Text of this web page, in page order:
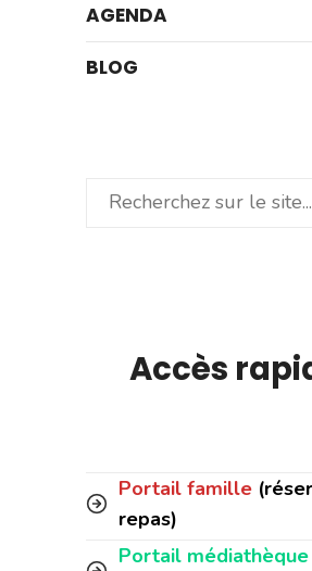
AGENDA
BLOG
Rechercher
Accès
Portail famille
repas)
Portail médiathèque